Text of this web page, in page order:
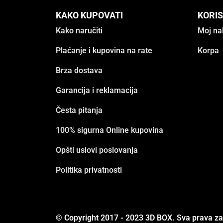
KAKO KUPOVATI
Kako naručiti
Plaćanje i kupovina na rate
Brza dostava
Garancija i reklamacija
Česta pitanja
100% sigurna Online kupovina
Opšti uslovi poslovanja
Politika privatnosti
Moj
Korpa
© Copyright 2017 - 2023 3D BOX. Sva prava